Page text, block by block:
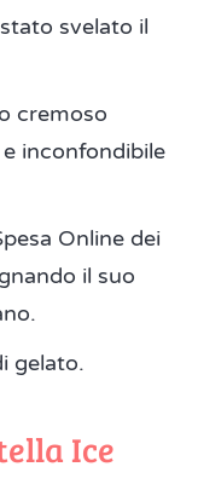
svelato il
cremoso
inconfondibile
Online dei
il suo
gelato.
Ice